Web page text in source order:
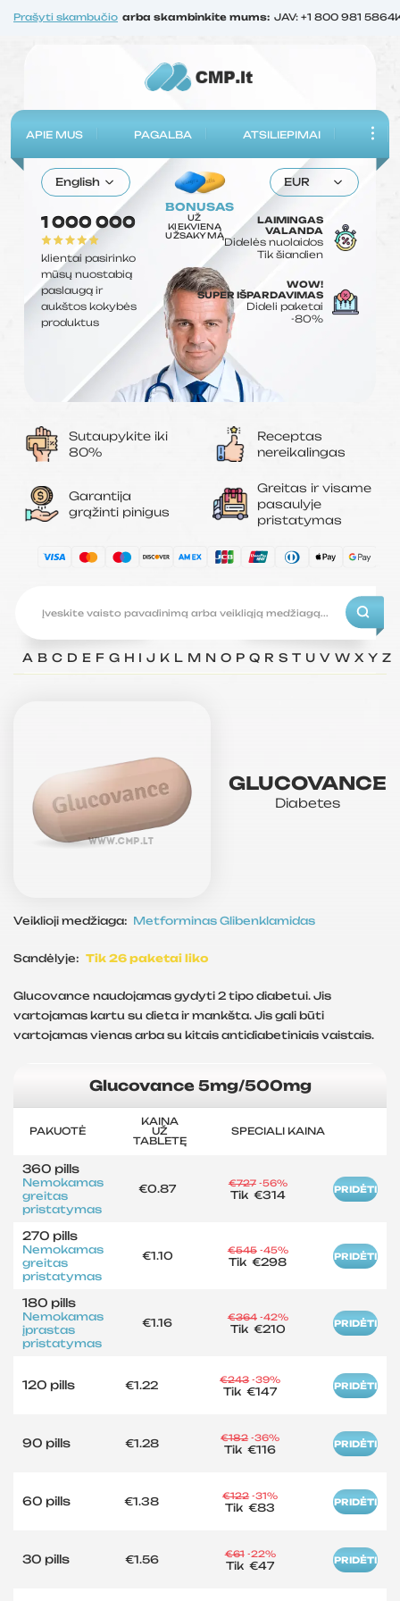
Prašyti skambučio arba skambinkite mums: JAV: +1 800 981 5864
APIE MUS PAGALBA ATSILIEPIMAI
BONUSAS
UŽ
KIEKVIENĄ
UŽSAKYMĄ
English EUR
1 000 000
klientai pasirinko
mūsų nuostabią
paslaugą ir
aukštos kokybės
produktus
LAIMINGAS
VALANDA
Didelės nuolaidos
Tik šiandien
WOW!
SUPER IŠPARDAVIMAS
Dideli paketai
-80%
Sutaupykite iki
80%
Receptas
nereikalingas
Garantija
grąžinti pinigus
Greitas ir visame
pasaulyje
pristatymas
A B C D E F G H I J K L M N O P Q R S T U V W X Y Z
GLUCOVANCE
Diabetes
Veiklioji medžiaga: Metforminas Glibenklamidas
Sandėlyje: Tik 26 paketai liko
Glucovance naudojamas gydyti 2 tipo diabetui. Jis
vartojamas kartu su dieta ir mankšta. Jis gali būti
vartojamas vienas arba su kitais antidiabetiniais vaistais.
Glucovance 5mg/500mg
PAKUOTĖ
KAINA
UŽ
TABLETĘ
SPECIALI KAINA
360 pills
Nemokamas
greitas
pristatymas
€0.87 €727 -56%
Tik €314 PRIDĖTI
270 pills
Nemokamas
greitas
pristatymas
€1.10 €545 -45%
Tik€298 PRIDĖTI
180 pills
Nemokamas
įprastas
pristatymas
€1.16 €364 -42%
Tik €210 PRIDĖTI
120 pills €1.22 €243 -39%
Tik€147 PRIDĖTI
90 pills €1.28 €182 -36%
Tik€116 PRIDĖTI
60 pills €1.38 €122 -31%
Tik€83 PRIDĖTI
30 pills €1.56 €61 -22%
Tik€47 PRIDĖTI